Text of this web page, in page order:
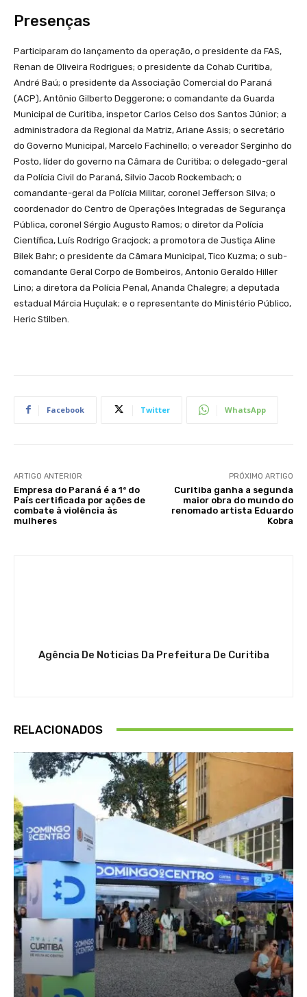
Presenças
Participaram do lançamento da operação, o presidente da FAS,
Renan de Oliveira Rodrigues; o presidente da Cohab Curitiba,
André Baú; o presidente da Associação Comercial do Paraná
(ACP), Antônio Gilberto Deggerone; o comandante da Guarda
Municipal de Curitiba, inspetor Carlos Celso dos Santos Júnior; a
administradora da Regional da Matriz, Ariane Assis; o secretário
do Governo Municipal, Marcelo Fachinello; o vereador Serginho do
Posto, líder do governo na Câmara de Curitiba; o delegado-geral
da Polícia Civil do Paraná, Silvio Jacob Rockembach; o
comandante-geral da Polícia Militar, coronel Jefferson Silva; o
coordenador do Centro de Operações Integradas de Segurança
Pública, coronel Sérgio Augusto Ramos; o diretor da Polícia
Científica, Luís Rodrigo Gracjock; a promotora de Justiça Aline
Bilek Bahr; o presidente da Câmara Municipal, Tico Kuzma; o sub-
comandante Geral Corpo de Bombeiros, Antonio Geraldo Hiller
Lino; a diretora da Polícia Penal, Ananda Chalegre; a deputada
estadual Márcia Huçulak; e o representante do Ministério Público,
Heric Stilben.
Facebook Twitter WhatsApp
ARTIGO ANTERIOR
Empresa do Paraná é a 1ª do
País certificada por ações de
combate à violência às
mulheres
PRÓXIMO ARTIGO
Curitiba ganha a segunda
maior obra do mundo do
renomado artista Eduardo
Kobra
Agência De Noticias Da Prefeitura De Curitiba
RELACIONADOS